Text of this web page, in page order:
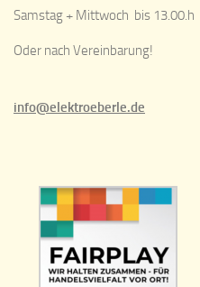
Samstag + Mittwoch bis 13.00.h
Oder nach Vereinbarung!
info@elektroeberle.de